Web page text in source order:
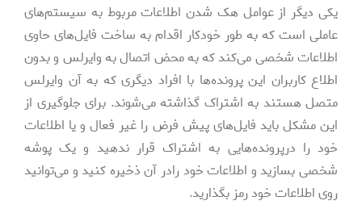
یکی دیگر از عوامل هک شدن اطلاعات مربوط به سیستم‌های
عاملی است که به طور خودکار اقدام به ساخت فایل‌های حاوی
اطلاعات شخصی می‌کند که به محض اتصال به وایرلس و بدون
اطلاع کاربران این پرونده‌ها با افراد دیگری که به آن وایرلس
متصل هستند به اشتراک گذاشته می‌شوند. برای جلوگیری از
این مشکل باید فایل‌های پیش فرض را غیر فعال و یا اطلاعات
خود را درپرونده‌هایی به اشتراک قرار ندهید و یک پوشه
شخصی بسازید و اطلاعات خود رادر آن ذخیره کنید و می‌توانید
روی اطلاعات خود رمز بگذارید.